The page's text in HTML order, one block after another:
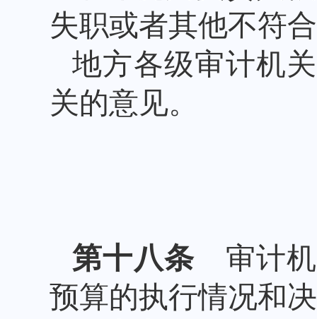
失职或者其他不符
地方各级审计机
关的意见。
第十八条 审计机
预算的执行情况和